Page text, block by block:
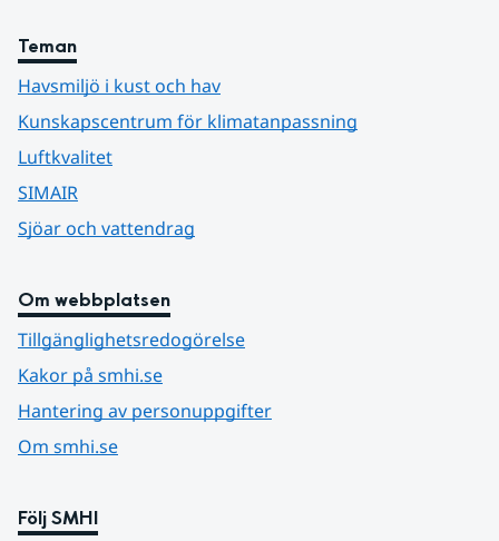
Teman
Havsmiljö i kust och hav
Kunskapscentrum för klimatanpassning
Luftkvalitet
SIMAIR
Sjöar och vattendrag
Om webbplatsen
Tillgänglighetsredogörelse
Kakor på smhi.se
Hantering av personuppgifter
Om smhi.se
Följ SMHI